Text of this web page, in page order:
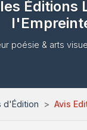
Éditions
poésie & arts
d'Édition Avis